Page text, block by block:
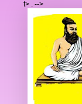
t> . -->